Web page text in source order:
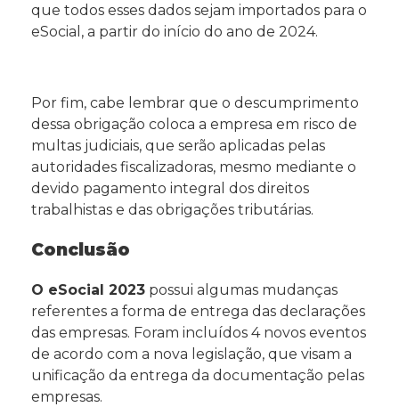
que todos esses dados sejam importados para o
eSocial, a partir do início do ano de 2024.
Por fim, cabe lembrar que o descumprimento
dessa obrigação coloca a empresa em risco de
multas judiciais, que serão aplicadas pelas
autoridades fiscalizadoras, mesmo mediante o
devido pagamento integral dos direitos
trabalhistas e das obrigações tributárias.
Conclusão
O eSocial 2023 possui algumas mudanças
referentes a forma de entrega das declarações
das empresas. Foram incluídos 4 novos eventos
de acordo com a nova legislação, que visam a
unificação da entrega da documentação pelas
empresas.